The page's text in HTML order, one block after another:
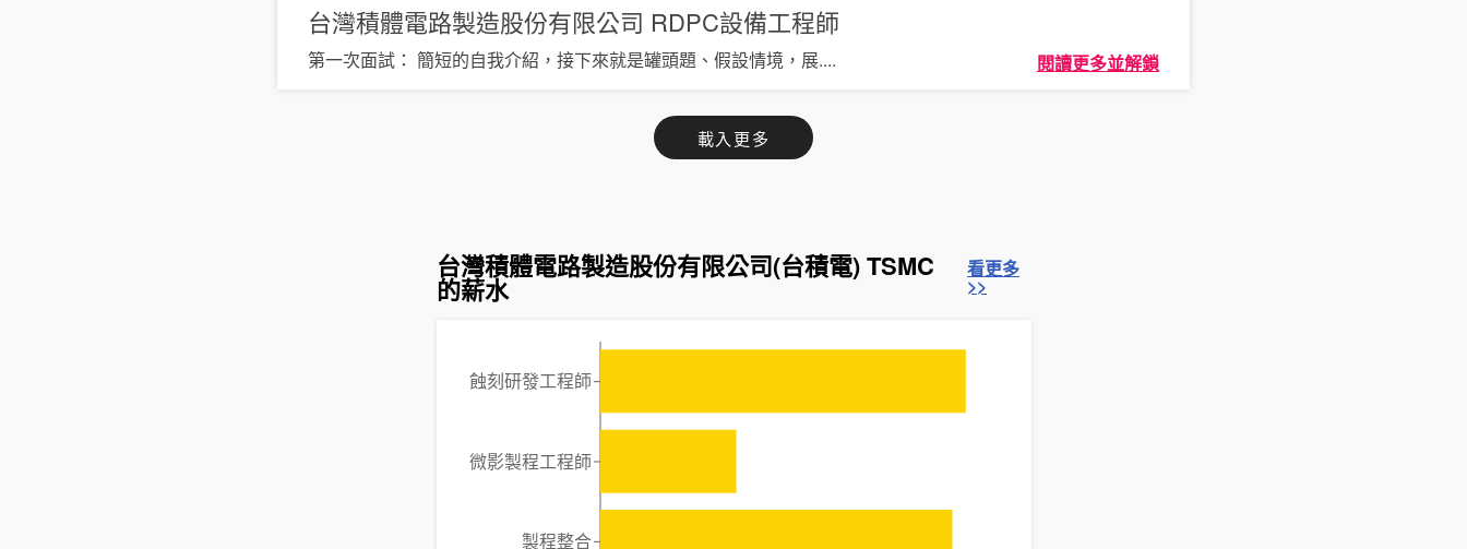
台灣積體電路製造股份有限公司 RDPC設備工程師
第一次面試： 簡短的自我介紹，接下來就是罐頭題、假設情境，展.... 閱讀更多並解鎖
載入更多
台灣積體電路製造股份有限公司(台積電) TSMC
的薪水
看更多
>>
蝕刻研發工程師
微影製程工程師
製程整合